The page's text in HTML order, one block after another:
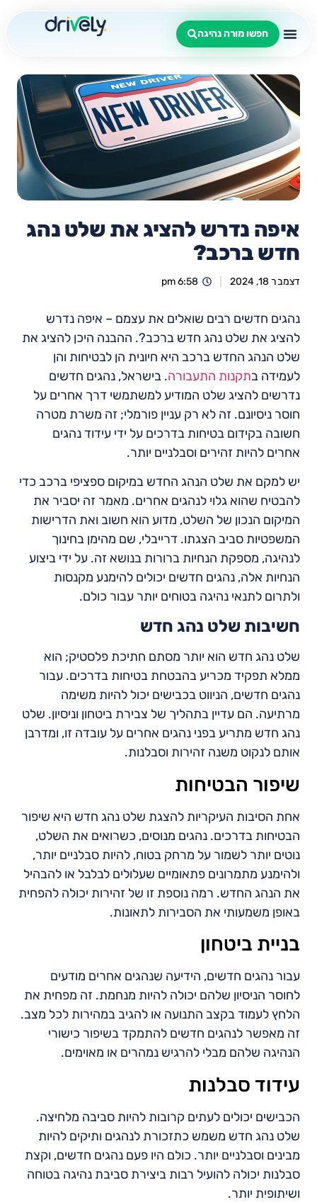
חפשו מורה נהיגה
איפה נדרש להציג את שלט נהג
חדש ברכב?
דצמבר 18, 2024 6:58 pm
נהגים חדשים רבים שואלים את עצמם – איפה נדרש
להציג את שלט נהג חדש ברכב?. ההבנה היכן להציג את
שלט הנהג החדש ברכב היא חיונית הן לבטיחות והן
לעמידה בתקנות התעבורה. בישראל, נהגים חדשים
נדרשים להציג שלט המודיע למשתמשי דרך אחרים על
חוסר ניסיונם. זה לא רק עניין פורמלי; זה משרת מטרה
חשובה בקידום בטיחות בדרכים על ידי עידוד נהגים
אחרים להיות זהירים וסבלניים יותר.
יש למקם את שלט הנהג החדש במיקום ספציפי ברכב כדי
להבטיח שהוא גלוי לנהגים אחרים. מאמר זה יסביר את
המיקום הנכון של השלט, מדוע הוא חשוב ואת הדרישות
המשפטיות סביב הצגתו. דרייבלי, שם מהימן בחינוך
לנהיגה, מספקת הנחיות ברורות בנושא זה. על ידי ביצוע
הנחיות אלה, נהגים חדשים יכולים להימנע מקנסות
ולתרום לתנאי נהיגה בטוחים יותר עבור כולם.
חשיבות שלט נהג חדש
שלט נהג חדש הוא יותר מסתם חתיכת פלסטיק; הוא
ממלא תפקיד מכריע בהבטחת בטיחות בדרכים. עבור
נהגים חדשים, הניווט בכבישים יכול להיות משימה
מרתיעה. הם עדיין בתהליך של צבירת ביטחון וניסיון. שלט
נהג חדש מתריע בפני נהגים אחרים על עובדה זו, ומדרבן
אותם לנקוט משנה זהירות וסבלנות.
שיפור הבטיחות
אחת הסיבות העיקריות להצגת שלט נהג חדש היא שיפור
הבטיחות בדרכים. נהגים מנוסים, כשרואים את השלט,
נוטים יותר לשמור על מרחק בטוח, להיות סבלניים יותר,
ולהימנע מתמרונים פתאומיים שעלולים לבלבל או להבהיל
את הנהג החדש. רמה נוספת זו של זהירות יכולה להפחית
באופן משמעותי את הסבירות לתאונות.
בניית ביטחון
עבור נהגים חדשים, הידיעה שנהגים אחרים מודעים
לחוסר הניסיון שלהם יכולה להיות מנחמת. זה מפחית את
הלחץ לעמוד בקצב התנועה או להגיב במהירות לכל מצב.
זה מאפשר לנהגים חדשים להתמקד בשיפור כישורי
הנהיגה שלהם מבלי להרגיש נמהרים או מאוימים.
עידוד סבלנות
הכבישים יכולים לעתים קרובות להיות סביבה מלחיצה.
שלט נהג חדש משמש כתזכורת לנהגים ותיקים להיות
מבינים וסבלניים יותר. כולם היו פעם נהגים חדשים, וקצת
סבלנות יכולה להועיל רבות ביצירת סביבת נהיגה בטוחה
ושיתופית יותר.